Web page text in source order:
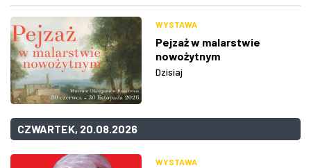
WYSTAWA
Pejzaż w malarstwie
nowożytnym
Dzisiaj
CZWARTEK, 20.08.2026
WYSTAWA